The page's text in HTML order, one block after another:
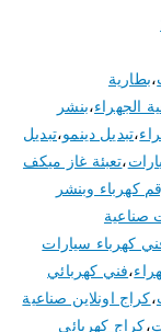
،بطارية
الجهراء،بنشر
،تبديل دينمو،تبديل
،تعبئة غاز ميكف
كهرباء وبنشر
صناعية
كهرباء سيارات
،فني كهربائي
،كراج اونلاين صناعية
،كراج كهربائي